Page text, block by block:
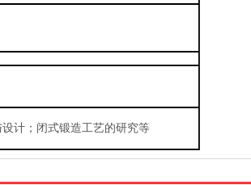
计；闭式锻造工艺的研究等